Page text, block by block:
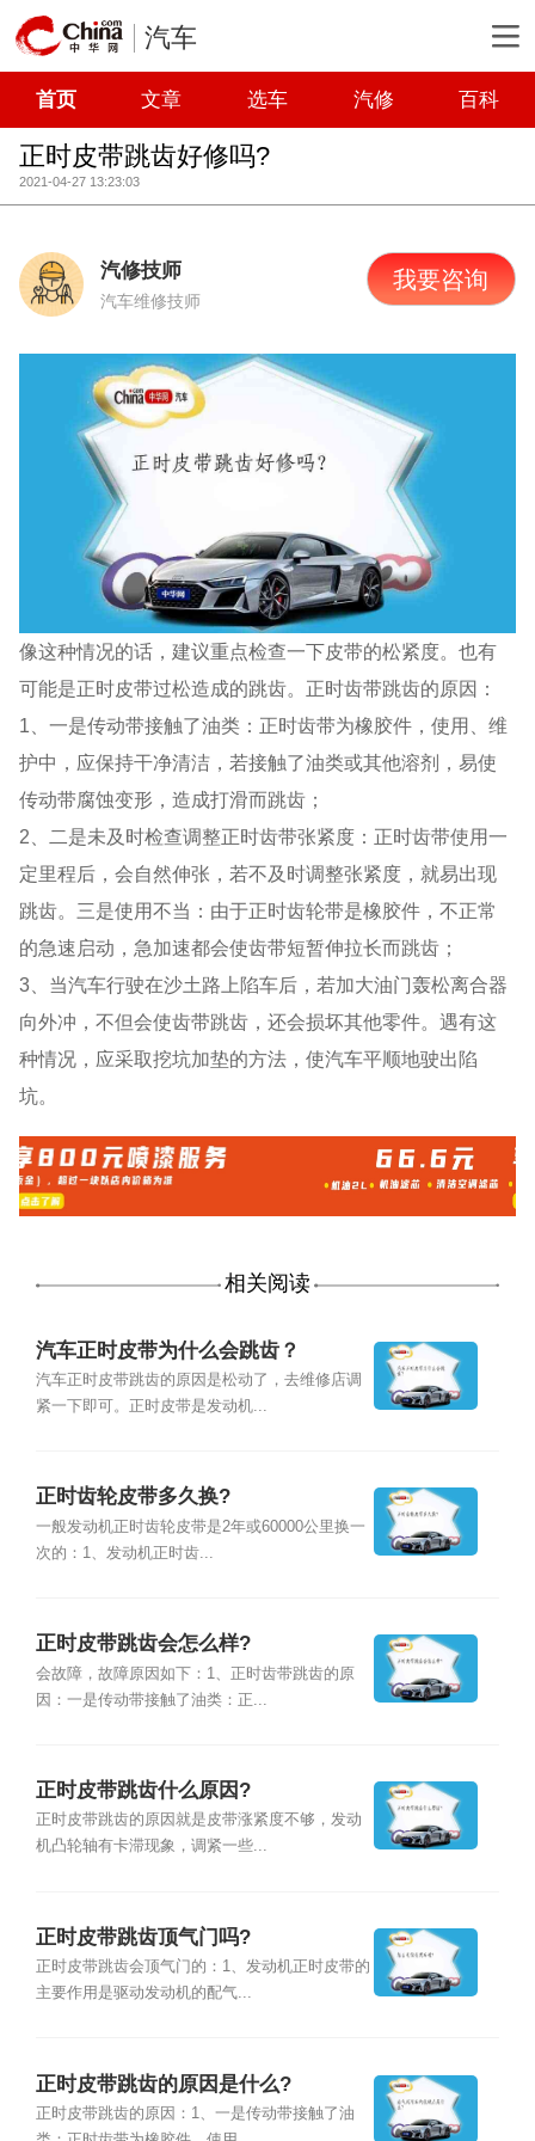
汽车
首页 文章 选车 汽修 百科
正时皮带跳齿好修吗?
2021-04-27 13:23:03
汽修技师
汽车维修技师
我要咨询
像这种情况的话，建议重点检查一下皮带的松紧度。也有
可能是正时皮带过松造成的跳齿。正时齿带跳齿的原因：
1、一是传动带接触了油类：正时齿带为橡胶件，使用、维
护中，应保持干净清洁，若接触了油类或其他溶剂，易使
传动带腐蚀变形，造成打滑而跳齿；
2、二是未及时检查调整正时齿带张紧度：正时齿带使用一
定里程后，会自然伸张，若不及时调整张紧度，就易出现
跳齿。三是使用不当：由于正时齿轮带是橡胶件，不正常
的急速启动，急加速都会使齿带短暂伸拉长而跳齿；
3、当汽车行驶在沙土路上陷车后，若加大油门轰松离合器
向外冲，不但会使齿带跳齿，还会损坏其他零件。遇有这
种情况，应采取挖坑加垫的方法，使汽车平顺地驶出陷
坑。
相关阅读
汽车正时皮带为什么会跳齿？
汽车正时皮带跳齿的原因是松动了，去维修店调
紧一下即可。正时皮带是发动机...
正时齿轮皮带多久换?
一般发动机正时齿轮皮带是2年或60000公里换一
次的：1、发动机正时齿...
正时皮带跳齿会怎么样?
会故障，故障原因如下：1、正时齿带跳齿的原
因：一是传动带接触了油类：正...
正时皮带跳齿什么原因?
正时皮带跳齿的原因就是皮带涨紧度不够，发动
机凸轮轴有卡滞现象，调紧一些...
正时皮带跳齿顶气门吗?
正时皮带跳齿会顶气门的：1、发动机正时皮带的
主要作用是驱动发动机的配气...
正时皮带跳齿的原因是什么?
正时皮带跳齿的原因：1、一是传动带接触了油